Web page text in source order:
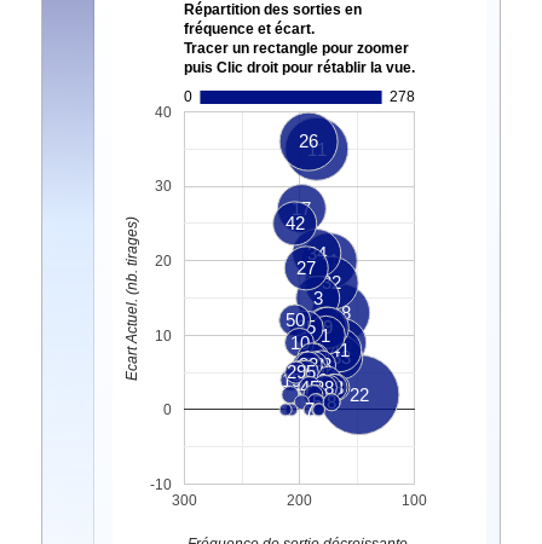
Répartition des sorties en
fréquence et écart.
Tracer un rectangle pour zoomer
puis Clic droit pour rétablir la vue.
0
278
22
11
18
26
31
32
17
34
46
3
27
33
41
42
6
9
1
25
50
4
10
1448
12
153036
38
40
43
2
20
28
35
19
29
45
5 8
7
300 200 100
-10
0
10
20
30
40
Ecart Actuel. (nb. tirages)